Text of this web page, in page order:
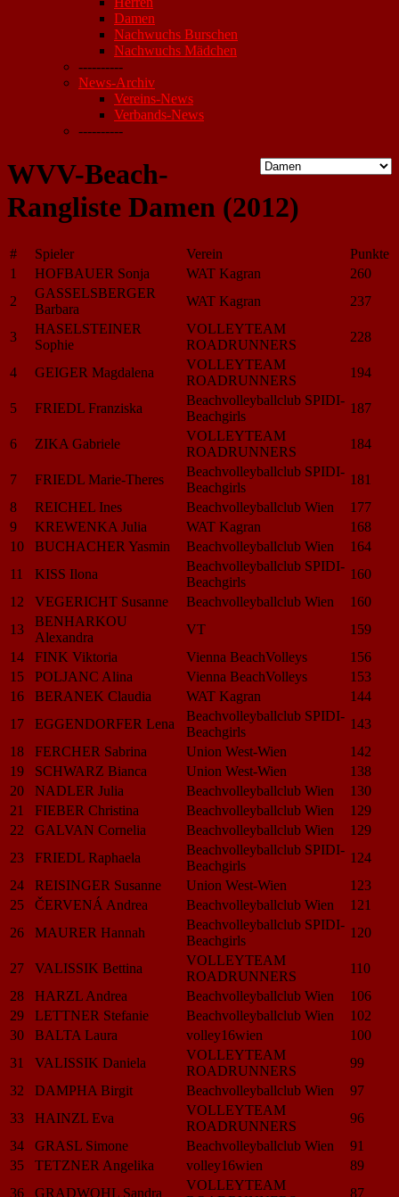
Damen
Nachwuchs Burschen
Nachwuchs Mädchen
----------
News-Archiv
Vereins-News
Verbands-News
----------
WVV-Beach-
Rangliste Damen (2012)
# Spieler Verein
Punkte
1
HOFBAUER Sonja WAT Kagran
260
2
GASSELSBERGER
Barbara
WAT Kagran 237
3
HASELSTEINER
Sophie
VOLLEYTEAM
ROADRUNNERS
228
4 GEIGER Magdalena
VOLLEYTEAM
ROADRUNNERS
194
5 FRIEDL Franziska
Beachvolleyballclub SPIDI-
Beachgirls
187
6 ZIKA Gabriele
VOLLEYTEAM
ROADRUNNERS
184
7 FRIEDL Marie-Theres
Beachvolleyballclub SPIDI-
Beachgirls
181
8
REICHEL Ines Beachvolleyballclub Wien
177
9
KREWENKA Julia WAT Kagran
168
10
BUCHACHER Yasmin Beachvolleyballclub Wien
164
11
KISS Ilona
Beachvolleyballclub SPIDI-
Beachgirls
160
12
VEGERICHT Susanne Beachvolleyballclub Wien
160
13
BENHARKOU
Alexandra
VT
159
14
FINK Viktoria Vienna BeachVolleys
156
15
POLJANC Alina Vienna BeachVolleys
153
16
BERANEK Claudia WAT Kagran
144
17
EGGENDORFER Lena
Beachvolleyballclub SPIDI-
Beachgirls
143
18
FERCHER Sabrina Union West-Wien
142
19
SCHWARZ Bianca Union West-Wien
138
20
NADLER Julia Beachvolleyballclub Wien
130
21
FIEBER Christina Beachvolleyballclub Wien
129
22
GALVAN Cornelia Beachvolleyballclub Wien
129
23
FRIEDL Raphaela
Beachvolleyballclub SPIDI-
Beachgirls
124
24
REISINGER Susanne Union West-Wien
123
25
ČERVENÁ Andrea Beachvolleyballclub Wien
121
26
MAURER Hannah
Beachvolleyballclub SPIDI-
Beachgirls
120
27 VALISSIK Bettina
VOLLEYTEAM
ROADRUNNERS
110
28
HARZL Andrea Beachvolleyballclub Wien
106
29
LETTNER Stefanie Beachvolleyballclub Wien
102
30
BALTA Laura volley16wien
100
31
VALISSIK Daniela
VOLLEYTEAM
ROADRUNNERS
99
32
DAMPHA Birgit Beachvolleyballclub Wien
97
33
HAINZL Eva
VOLLEYTEAM
ROADRUNNERS
96
34
GRASL Simone Beachvolleyballclub Wien
91
35
TETZNER Angelika volley16wien
89
36
GRADWOHL Sandra
VOLLEYTEAM
87